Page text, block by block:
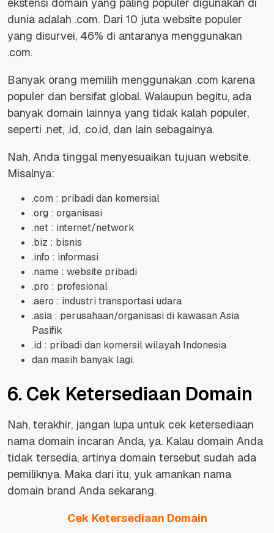
ekstensi domain yang paling populer digunakan di
dunia adalah .com. Dari 10 juta website populer
yang disurvei, 46% di antaranya menggunakan
.com.
Banyak orang memilih menggunakan .com karena
populer dan bersifat global. Walaupun begitu, ada
banyak domain lainnya yang tidak kalah populer,
seperti .net, .id, .co.id, dan lain sebagainya.
Nah, Anda tinggal menyesuaikan tujuan website.
Misalnya:
.com : pribadi dan komersial
.org : organisasi
.net : internet/network
.biz : bisnis
.info : informasi
.name : website pribadi
.pro : profesional
.aero : industri transportasi udara
.asia : perusahaan/organisasi di kawasan Asia
Pasifik
.id : pribadi dan komersil wilayah Indonesia
dan masih banyak lagi.
6. Cek Ketersediaan Domain
Nah, terakhir, jangan lupa untuk cek ketersediaan
nama domain incaran Anda, ya. Kalau domain Anda
tidak tersedia, artinya domain tersebut sudah ada
pemiliknya. Maka dari itu, yuk amankan nama
domain brand Anda sekarang.
Cek Ketersediaan Domain